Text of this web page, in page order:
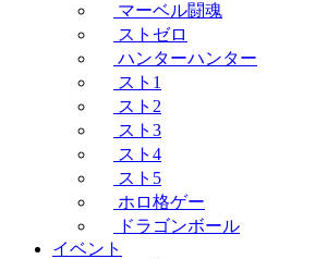
マーベル闘魂
ストゼロ
ハンターハンター
スト1
スト2
スト3
スト4
スト5
ホロ格ゲー
ドラゴンボール
イベント